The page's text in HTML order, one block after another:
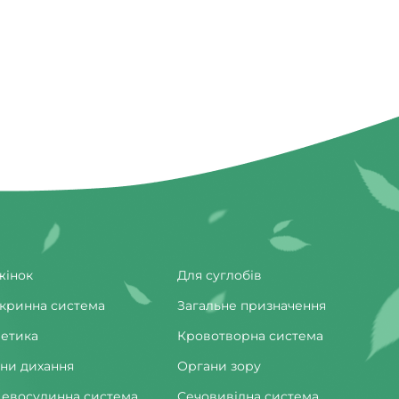
Для суглобів
система
Загальне призначення
Кровотворна система
дихання
Органи зору